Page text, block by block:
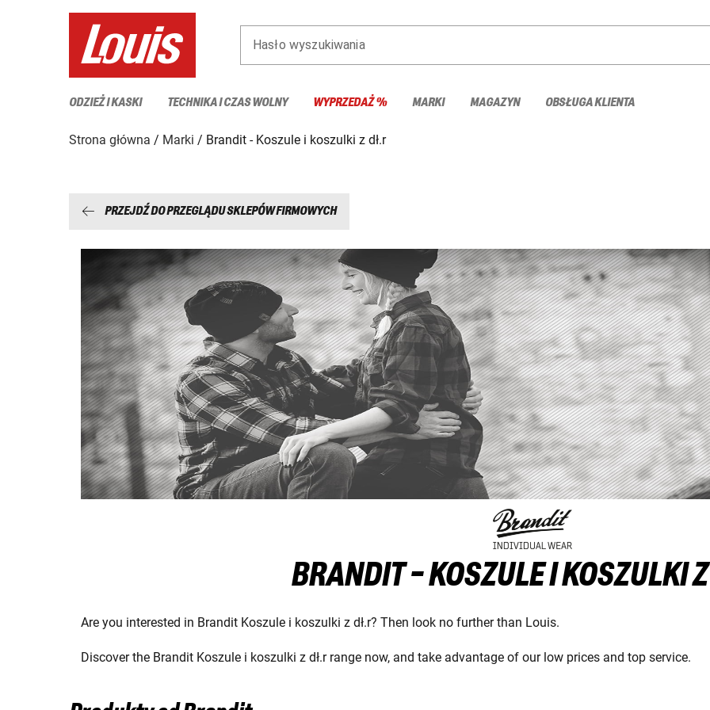
Hasło wyszukiwania
ODZIEŻ I KASKI TECHNIKA I CZAS WOLNY WYPRZEDAŻ % MARKI MAGAZYN OBSŁUGA KLIENTA
Strona główna Marki Brandit - Koszule i koszulki z dł.r
PRZEJDŹ DO PRZEGLĄDU SKLEPÓW FIRMOWYCH
BRANDIT - KOSZULE I KOSZULKI
Are you interested in Brandit Koszule i koszulki z dł.r? Then look no further than Louis.
Discover the Brandit Koszule i koszulki z dł.r range now, and take advantage of our low prices and top service.